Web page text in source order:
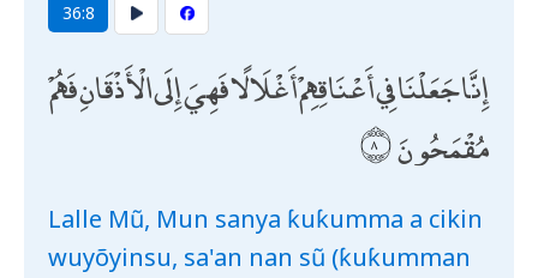
36:8
إِنَّا جَعَلْنَا فِي أَعْنَاقِهِمْ أَغْلَالًا فَهِيَ إِلَى الْأَذْقَانِ فَهُمْ
مُقْمَحُونَ
Lalle Mũ, Mun sanya ƙuƙumma a cikin
wuyõyinsu, sa'an nan sũ (ƙuƙumman